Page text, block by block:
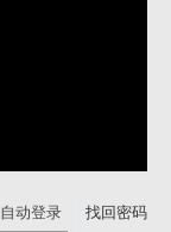
自动登录
找回密码